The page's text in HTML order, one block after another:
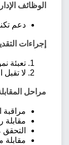
الوظائف
دعم
إجراءات
تعبئة
لا تقبل
مراحل
مقابلة
مقابلة